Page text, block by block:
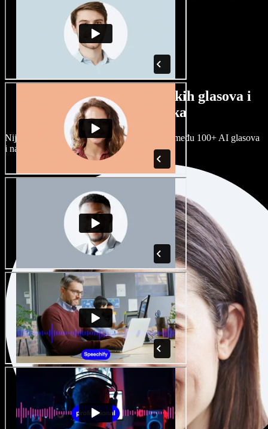
Veliki izbor muških i ženskih glasova i
raznih naglasaka
Nijedan projekt ne mora zvučati isto. Birajte među 100+ AI glasova
i naglasaka i prilagodite ih sebi.